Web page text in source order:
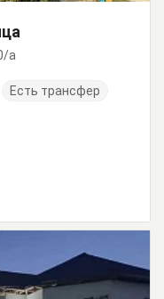
а
Есть трансфер